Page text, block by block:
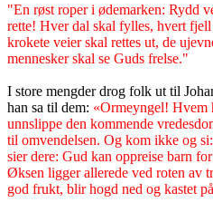
"En røst roper i ødemarken: Rydd
rette! Hver dal skal fylles, hvert
krokete veier skal rettes ut, de
mennesker skal se Guds frelse."
I store mengder drog folk ut til
han sa til dem: «Ormeyngel! Hvem
unnslippe den kommende
til omvendelsen. Og kom ikke og
sier dere: Gud kan oppreise barn
Øksen ligger allerede ved roten av
god frukt, blir hogd ned og kastet